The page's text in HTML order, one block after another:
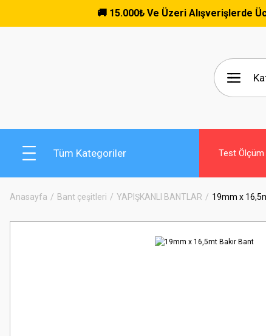
15.000₺ Ve Üzeri Alışverişlerde Ücretsiz Kargo! Tüm
Tüm Kategoriler Test Ölçüm
Anasayfa Bant çeşitleri YAPIŞKANLI BANTLAR 19mm x